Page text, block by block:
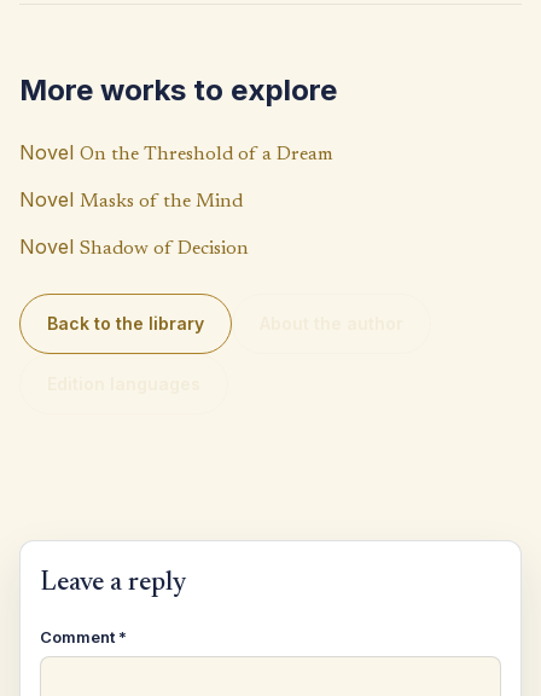
k
p
p
Li
n
k
More works to explore
Novel On the Threshold of a Dream
Novel Masks of the Mind
Novel Shadow of Decision
Back to the library
Leave a reply
Comment *